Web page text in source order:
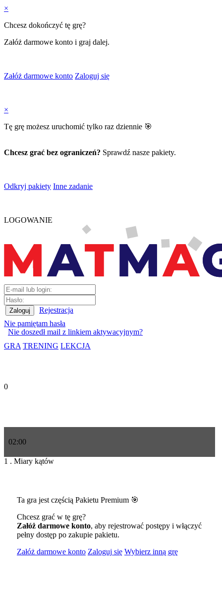
×
Chcesz dokończyć tę grę?
Załóż darmowe konto i graj dalej.
Załóż darmowe konto Zaloguj się
×
Tę grę możesz uruchomić tylko raz dziennie 🎯
Chcesz grać bez ograniczeń? Sprawdź nasze pakiety.
Odkryj pakiety Inne zadanie
LOGOWANIE
Rejestracja
Nie pamiętam hasła
Nie doszedł mail z linkiem aktywacyjnym?
GRA TRENING LEKCJA
0
02:00
1 . Miary kątów
Ta gra jest częścią Pakietu Premium 🎯
Chcesz grać w tę grę?
Załóż darmowe konto, aby rejestrować postępy i włączyć
pełny dostęp po zakupie pakietu.
Załóż darmowe konto Zaloguj się Wybierz inną grę